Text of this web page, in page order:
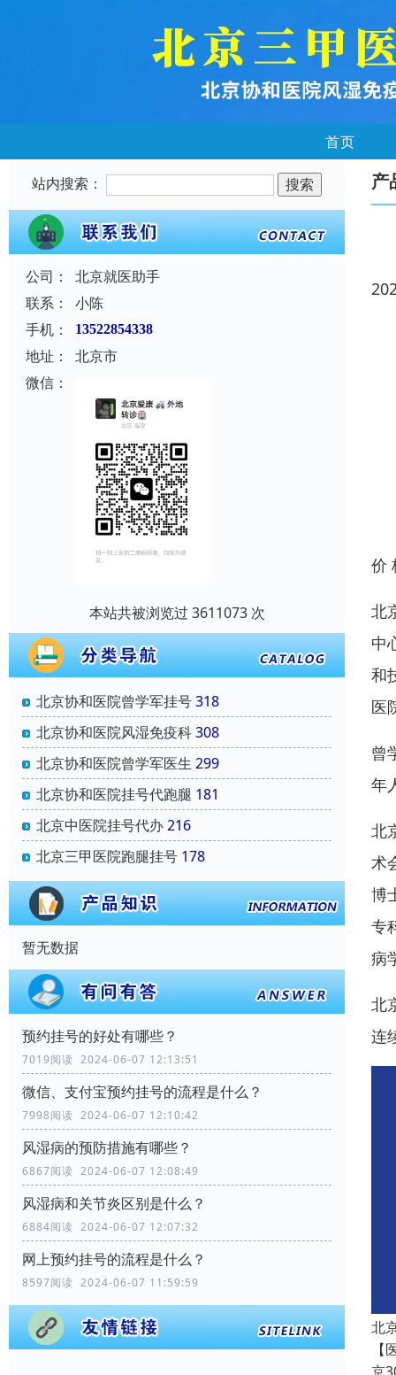
首页
站内搜索：
公司：
北京就医助手
联系：
小陈
手机：
13522854338
地址：
北京市
微信：
本站共被浏览过 3611073 次
北京协和医院曾学军挂号318
北京协和医院风湿免疫科308
北京协和医院曾学军医生 299
北京协和医院挂号代跑腿 181
北京中医院挂号代办216
北京三甲医院跑腿挂号 178
暂无数据
预约挂号的好处有哪些？
7019阅读 2024-06-07 12:13:51
微信、支付宝预约挂号的流程是什么？
7998阅读 2024-06-07 12:10:42
风湿病的预防措施有哪些？
6867阅读 2024-06-07 12:08:49
风湿病和关节炎区别是什么？
6884阅读 2024-06-07 12:07:32
网上预约挂号的流程是什么？
8597阅读 2024-06-07 11:59:59
产
价
北
中
和
医
曾
年
北
术
博
专
病
北
连
北